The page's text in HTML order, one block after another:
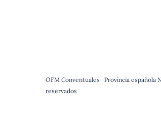
OFM Conventuales · Provincia española
reservados